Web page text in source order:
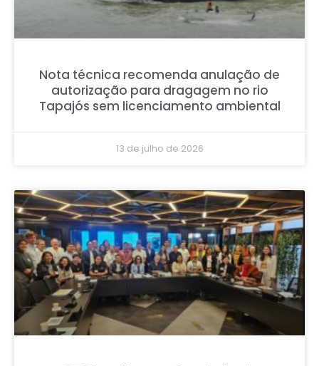
Nota técnica recomenda anulação de
autorização para dragagem no rio
Tapajós sem licenciamento ambiental
13 de julho de 2026